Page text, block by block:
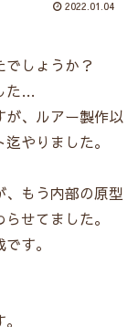
2022.01.04
しょうか？
た…
が、ルアー製作以
やりました。
、もう内部の原型
せてました。
す。